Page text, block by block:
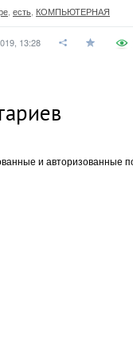
есть КОМПЬЮТЕРНАЯ
13:28
и авторизованные